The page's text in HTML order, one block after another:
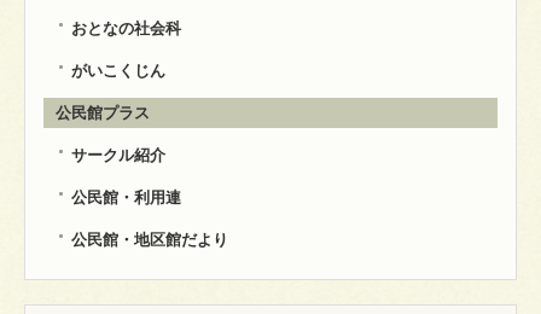
おとなの社会科
がいこくじん
公民館プラス
サークル紹介
公民館・利用連
公民館・地区館だより